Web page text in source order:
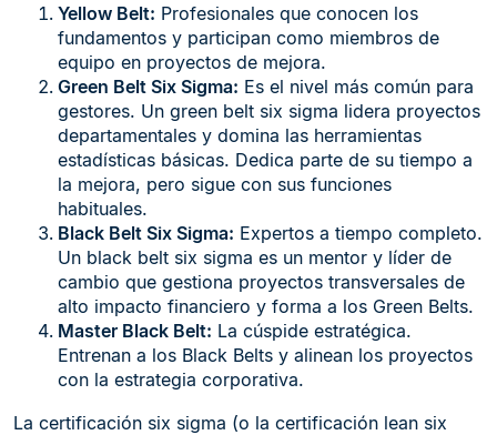
Yellow Belt: Profesionales que conocen los
fundamentos y participan como miembros de
equipo en proyectos de mejora.
Green Belt Six Sigma: Es el nivel más común para
gestores. Un green belt six sigma lidera proyectos
departamentales y domina las herramientas
estadísticas básicas. Dedica parte de su tiempo a
la mejora, pero sigue con sus funciones
habituales.
Black Belt Six Sigma: Expertos a tiempo completo.
Un black belt six sigma es un mentor y líder de
cambio que gestiona proyectos transversales de
alto impacto financiero y forma a los Green Belts.
Master Black Belt: La cúspide estratégica.
Entrenan a los Black Belts y alinean los proyectos
con la estrategia corporativa.
La certificación six sigma (o la certificación lean six